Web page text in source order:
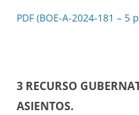
PDF (BOE-A-2024-181 – 5
3 RECURSO
ASIENTOS.